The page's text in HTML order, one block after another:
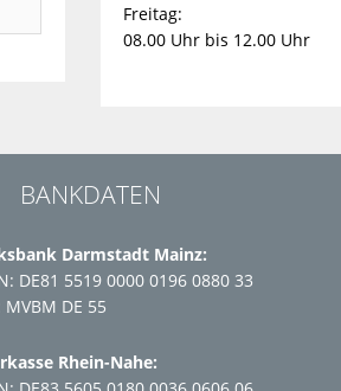
Freitag:
08.00 Uhr bis 12.00 Uhr
BANKDATEN
Darmstadt Mainz:
DE81 5519 0000 0196 0880 33
MVBM DE 55
Rhein-Nahe: